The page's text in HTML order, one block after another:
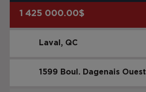
1 425 000.00$
Laval QC
1599 Boul. Dagenais Ouest